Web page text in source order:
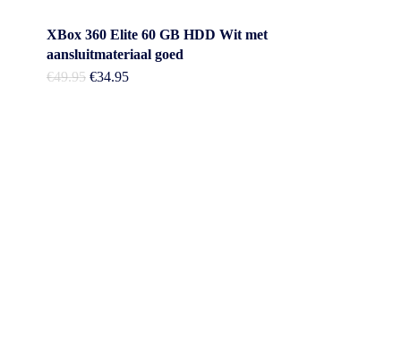
XBox 360 Elite 60 GB HDD Wit met
aansluitmateriaal goed
€49.95 Oorspronkelijke
€34.95Huidige